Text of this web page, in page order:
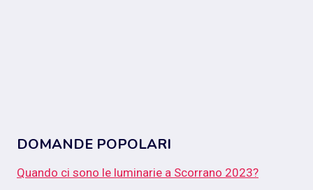
DOMANDE POPOLARI
Quando ci sono le luminarie a Scorrano 2023?